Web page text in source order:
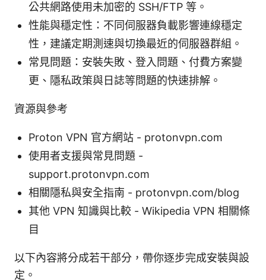
公共網路使用未加密的 SSH/FTP 等。
性能與穩定性：不同伺服器負載影響連線穩定
性，建議定期測速與切換最近的伺服器群組。
常見問題：安裝失敗、登入問題、付費方案變
更、隱私政策與日誌等問題的快速排解。
資源與參考
Proton VPN 官方網站 - protonvpn.com
使用者支援與常見問題 -
support.protonvpn.com
相關隱私與安全指南 - protonvpn.com/blog
其他 VPN 知識與比較 - Wikipedia VPN 相關條
目
以下內容將分成若干部分，帶你逐步完成安裝與設
定。